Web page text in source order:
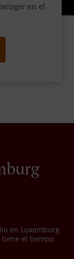
en el
en Luxemburg
tiene el tiempo